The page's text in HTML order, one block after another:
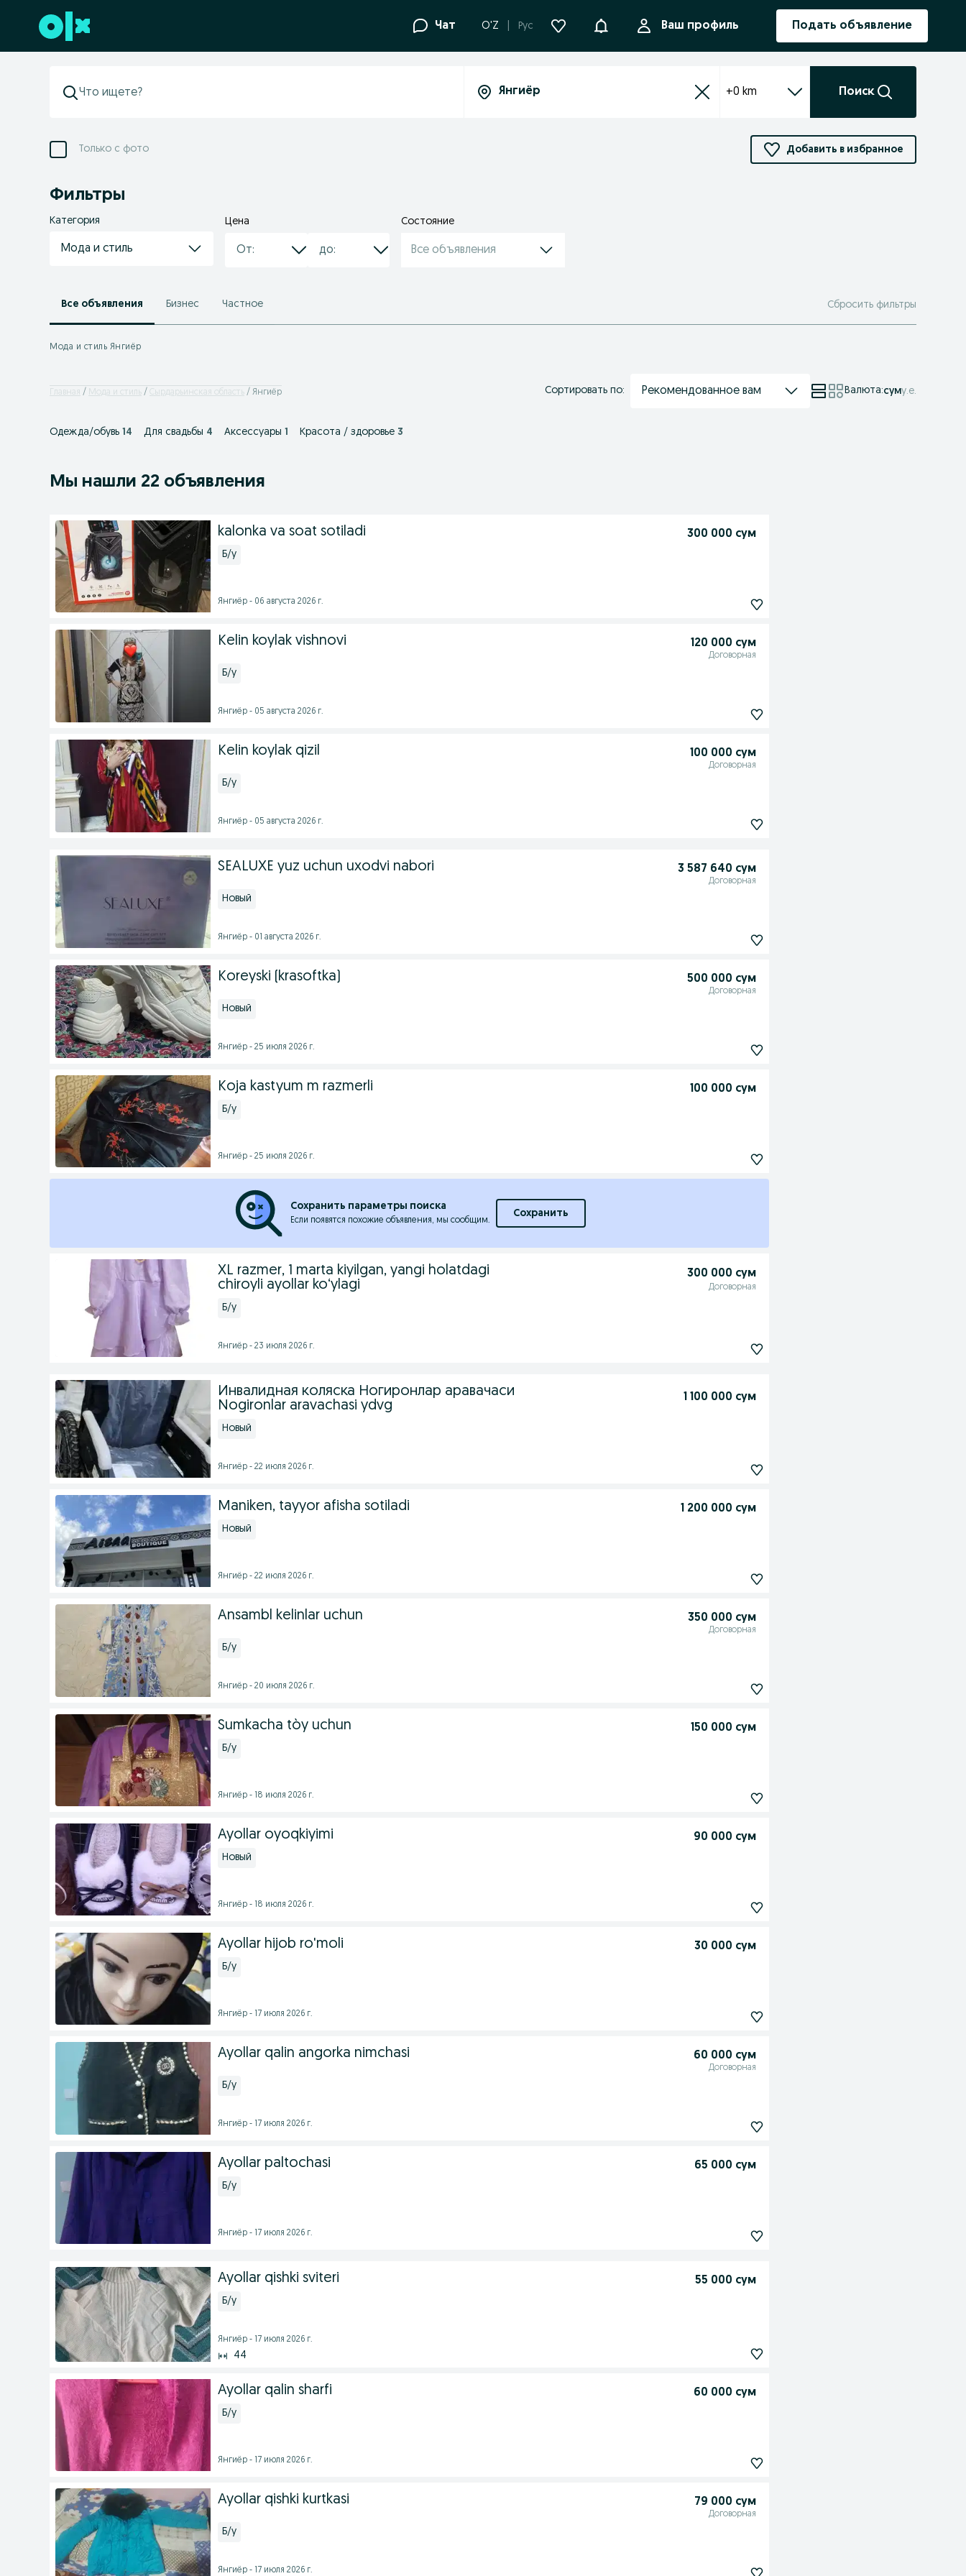
Перейти к нижнему колонтитулу Чат O'Z Рус УведомленияВаш профиль Подать объявление
+0 km Поиск
Только с фото Добавить в избранное
Фильтры
Категория
Мода и стиль
Цена Состояние
Все объявления
Все объявления Бизнес Частное Сбросить фильтры
Мода и стиль Янгиёр
Главная Мода и стиль Сырдарьинская область Янгиёр Сортировать по: Рекомендованное вам Валюта:суму.е.
Одежда/обувь 14 Для свадьбы 4 Аксессуары 1 Красота / здоровье 3
Мы нашли 22 объявления
kalonka va soat sotiladi 300 000 сум
Б/у
Янгиёр - 06 августа 2026 г.
Kelin koylak vishnovi 120 000 сум
Договорная
Б/у
Янгиёр - 05 августа 2026 г.
Kelin koylak qizil 100 000 сум
Договорная
Б/у
Янгиёр - 05 августа 2026 г.
SEALUXE yuz uchun uxodvi nabori 3 587 640 сум
Договорная
Новый
Янгиёр - 01 августа 2026 г.
Koreyski (krasoftka) 500 000 сум
Договорная
Новый
Янгиёр - 25 июля 2026 г.
Koja kastyum m razmerli 100 000 сум
Б/у
Янгиёр - 25 июля 2026 г.
Сохранить параметры поиска
Если появятся похожие объявления, мы сообщим.
Сохранить
XL razmer, 1 marta kiyilgan, yangi holatdagi
chiroyli ayollar ko‘ylagi
300 000 сум
Договорная
Б/у
Янгиёр - 23 июля 2026 г.
Инвалидная коляска Ногиронлар аравачаси
Nogironlar aravachasi уdvg
1 100 000 сум
Новый
Янгиёр - 22 июля 2026 г.
Maniken, tayyor afisha sotiladi 1 200 000 сум
Новый
Янгиёр - 22 июля 2026 г.
Ansambl kelinlar uchun 350 000 сум
Договорная
Б/у
Янгиёр - 20 июля 2026 г.
Sumkacha tòy uchun 150 000 сум
Б/у
Янгиёр - 18 июля 2026 г.
Ayollar oyoqkiyimi 90 000 сум
Новый
Янгиёр - 18 июля 2026 г.
Ayollar hijob ro'moli 30 000 сум
Б/у
Янгиёр - 17 июля 2026 г.
Ayollar qalin angorka nimchasi 60 000 сум
Договорная
Б/у
Янгиёр - 17 июля 2026 г.
Ayollar paltochasi 65 000 сум
Б/у
Янгиёр - 17 июля 2026 г.
Ayollar qishki sviteri 55 000 сум
Б/у
Янгиёр - 17 июля 2026 г.
44
Ayollar qalin sharfi 60 000 сум
Б/у
Янгиёр - 17 июля 2026 г.
Ayollar qishki kurtkasi 79 000 сум
Договорная
Б/у
Янгиёр - 17 июля 2026 г.